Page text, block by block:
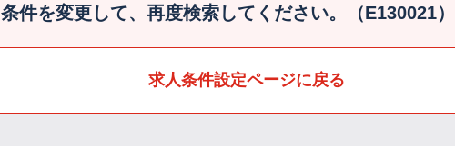
条件を変更して、再度検索してください。（E130021）
求人条件設定ページに戻る